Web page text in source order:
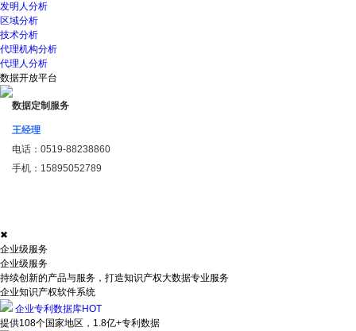
发明人分析
区域分析
技术分析
代理机构分析
代理人分析
数据开放平台
数据定制服务
王经理
电话： 0519-88238860
手机： 15895052789
✖
企业级服务
企业级服务
持续创新的产品与服务，打造知识产权大数据专业服务
企业知识产权软件系统
企业专利数据库HOT
提供108个国家地区，1.8亿+专利数据